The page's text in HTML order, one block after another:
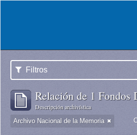
Filtros
Relación de 1 Fondos
Descripción archivística
Archivo Nacional de la Memoria